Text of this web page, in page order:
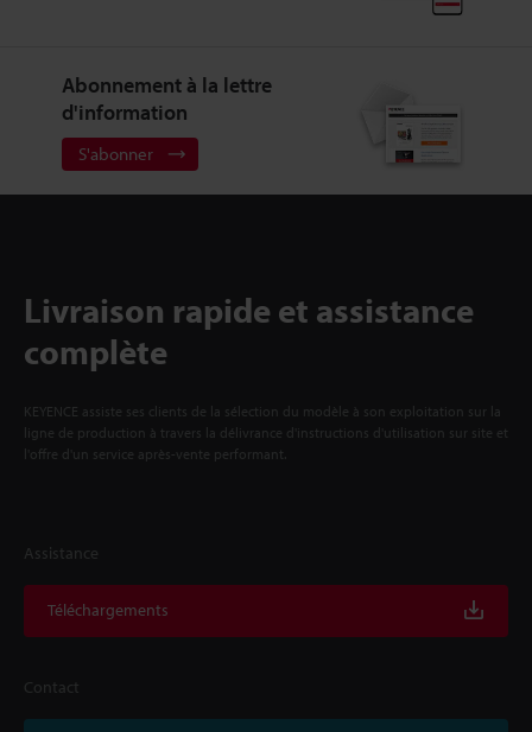
Abonnement à la lettre
d'information
S'abonner
Livraison rapide et assistance
complète
KEYENCE assiste ses clients de la sélection du modèle à son exploitation sur la
ligne de production à travers la délivrance d'instructions d'utilisation sur site et
l'offre d'un service après-vente performant.
Assistance
Téléchargements
Contact